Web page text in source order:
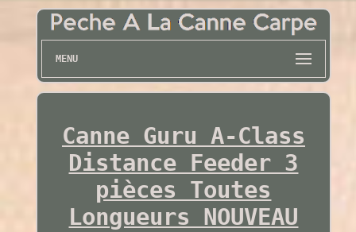
MENU
Canne Guru A-Class
Distance Feeder 3
pièces Toutes
Longueurs NOUVEAU